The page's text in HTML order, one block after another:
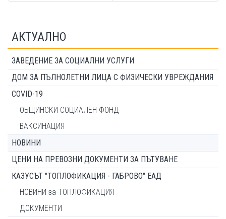
АКТУАЛНО
ЗАВЕДЕНИЕ ЗА СОЦИАЛНИ УСЛУГИ
ДОМ ЗА ПЪЛНОЛЕТНИ ЛИЦА С ФИЗИЧЕСКИ УВРЕЖДАНИЯ
COVID-19
ОБЩИНСКИ СОЦИАЛЕН ФОНД
ВАКСИНАЦИЯ
НОВИНИ
ЦЕНИ НА ПРЕВОЗНИ ДОКУМЕНТИ ЗА ПЪТУВАНЕ
КАЗУСЪТ "ТОПЛОФИКАЦИЯ - ГАБРОВО" ЕАД
НОВИНИ за ТОПЛОФИКАЦИЯ
ДОКУМЕНТИ